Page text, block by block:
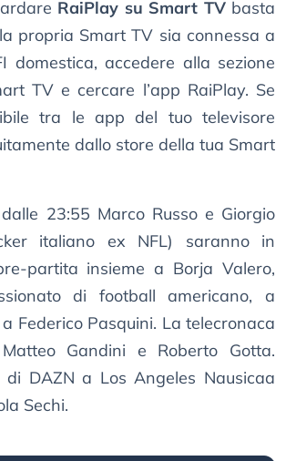
RaiPlay su Smart TVbasta
propria Smart TV sia connessa a
domestica, accedere alla sezione
TV e cercare l’app RaiPlay. Se
tra le app del tuo televisore
dallo store della tua Smart
23:55 Marco Russo e Giorgio
italiano ex NFL) saranno in
partita insieme a Borja Valero,
di football americano, a
Federico Pasquini. La telecronaca
Gandini e Roberto Gotta.
di DAZN a Los Angeles Nausicaa
Sechi.